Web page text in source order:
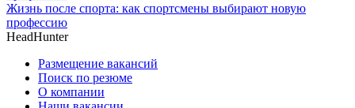
Жизнь после спорта: как спортсмены выбирают новую
профессию
HeadHunter
Размещение вакансий
Поиск по резюме
О компании